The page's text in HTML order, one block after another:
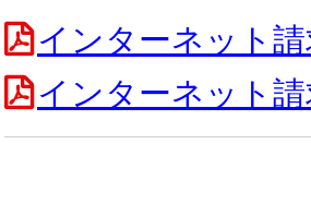
インターネット
インターネット